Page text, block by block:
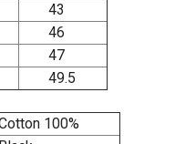
43
46
47
49.5
100%